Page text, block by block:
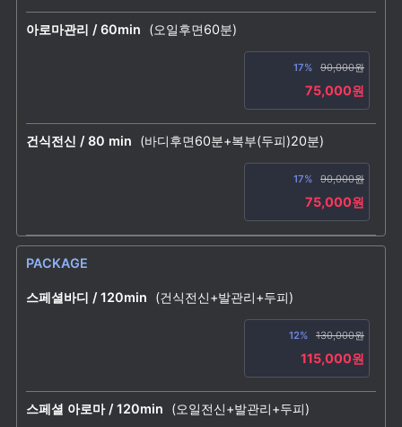
아로마관리 / 60min (오일후면60분)
17% 90,000원
75,000원
건식전신 / 80 min (바디후면60분+복부(두피)20분)
17% 90,000원
75,000원
PACKAGE
스페셜바디 / 120min (건식전신+발관리+두피)
12% 130,000원
115,000원
스페셜 아로마 / 120min (오일전신+발관리+두피)